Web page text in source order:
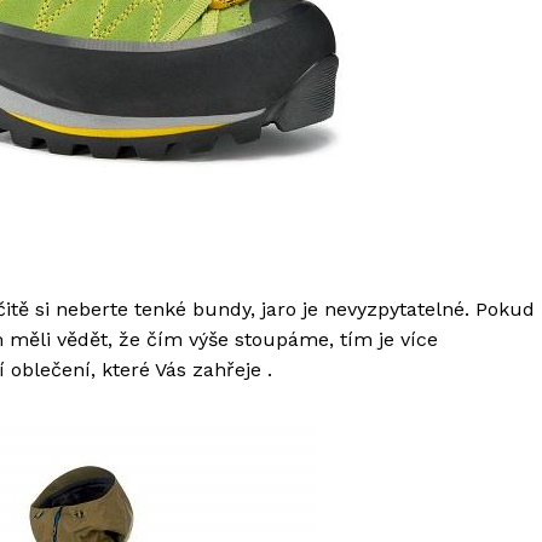
si neberte tenké bundy, jaro je nevyzpytatelné. Pokud
vědět, že čím výše stoupáme, tím je více
které Vás zahřeje .